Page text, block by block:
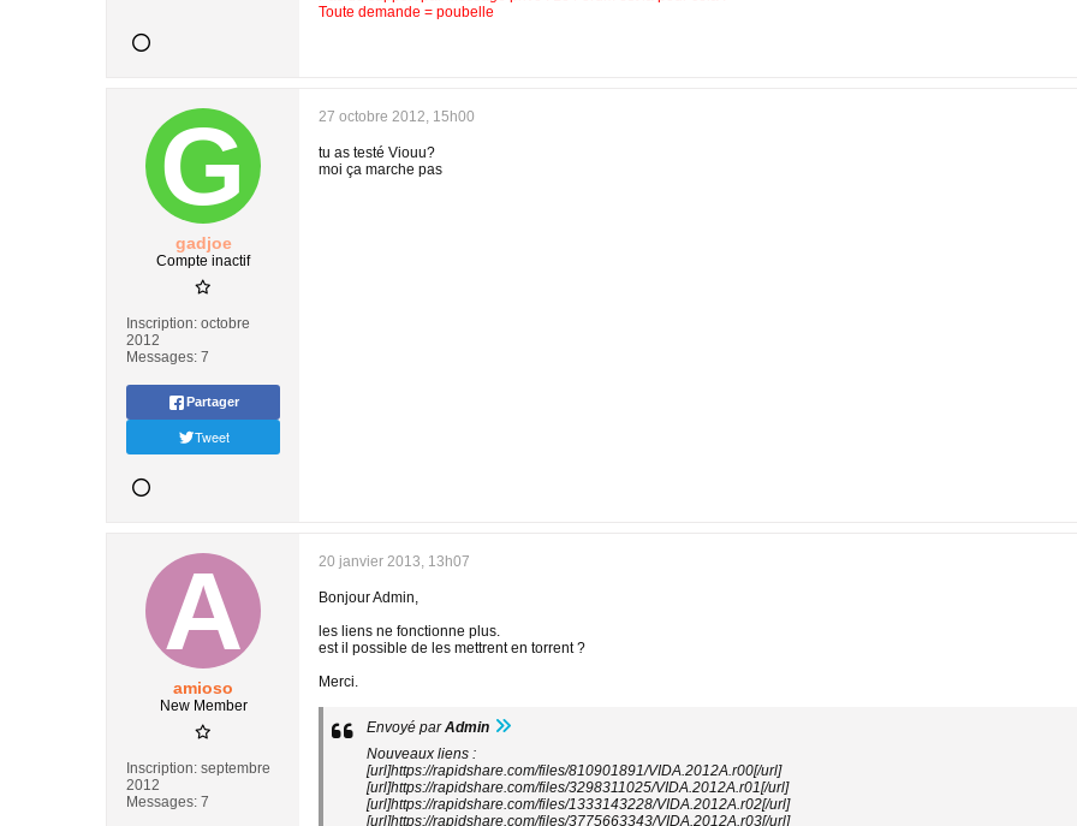
Toute demande = poubelle
gadjoe
Compte inactif
Inscription: octobre
2012
Messages: 7
Partager
Tweet
27 octobre 2012, 15h00
tu as testé Viouu?
moi ça marche pas
amioso
New Member
Inscription: septembre
2012
Messages: 7
20 janvier 2013, 13h07
Bonjour Admin,
les liens ne fonctionne plus.
est il possible de les mettrent en torrent ?
Merci.
Envoyé parAdmin
Nouveaux liens :
[url]https://rapidshare.com/files/810901891/VIDA.2012A.r00[/url]
[url]https://rapidshare.com/files/3298311025/VIDA.2012A.r01[/url]
[url]https://rapidshare.com/files/1333143228/VIDA.2012A.r02[/url]
[url]https://rapidshare.com/files/3775663343/VIDA.2012A.r03[/url]